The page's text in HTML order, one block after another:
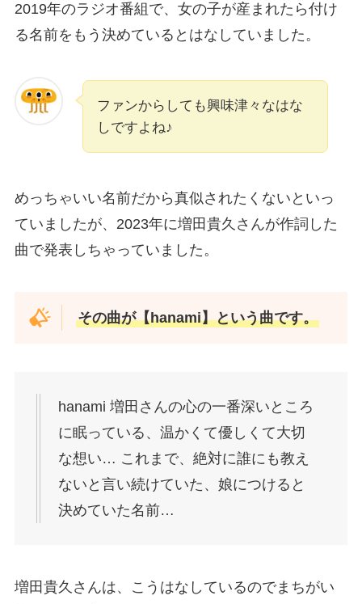
2019年のラジオ番組で、女の子が産まれたら付け
る名前をもう決めているとはなしていました。
ファンからしても興味津々なはな
しですよね♪
めっちゃいい名前だから真似されたくないといっ
ていましたが、2023年に増田貴久さんが作詞した
曲で発表しちゃっていました。
その曲が【hanami】という曲です。
hanami 増田さんの心の一番深いところ
に眠っている、温かくて優しくて大切
な想い… これまで、絶対に誰にも教え
ないと言い続けていた、娘につけると
決めていた名前…
増田貴久さんは、こうはなしているのでまちがい